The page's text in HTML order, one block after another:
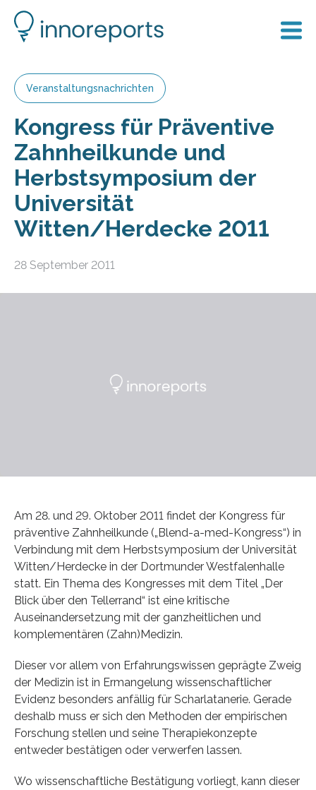
Veranstaltungsnachrichten
Kongress für Präventive
Zahnheilkunde und
Herbstsymposium der
Universität
Witten/Herdecke 2011
28 September 2011
Am 28. und 29. Oktober 2011 findet der Kongress für
präventive Zahnheilkunde („Blend-a-med-Kongress“) in
Verbindung mit dem Herbstsymposium der Universität
Witten/Herdecke in der Dortmunder Westfalenhalle
statt. Ein Thema des Kongresses mit dem Titel „Der
Blick über den Tellerrand“ ist eine kritische
Auseinandersetzung mit der ganzheitlichen und
komplementären (Zahn)Medizin.
Dieser vor allem von Erfahrungswissen geprägte Zweig
der Medizin ist in Ermangelung wissenschaftlicher
Evidenz besonders anfällig für Scharlatanerie. Gerade
deshalb muss er sich den Methoden der empirischen
Forschung stellen und seine Therapiekonzepte
entweder bestätigen oder verwerfen lassen.
Wo wissenschaftliche Bestätigung vorliegt, kann dieser